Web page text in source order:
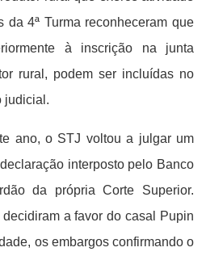
da 4ª Turma reconheceram que
à inscrição na junta
rural, podem ser incluídas no
judicial.
ano, o STJ voltou a julgar um
interposto pelo Banco
da própria Corte Superior.
a favor do casal Pupin
os embargos confirmando o